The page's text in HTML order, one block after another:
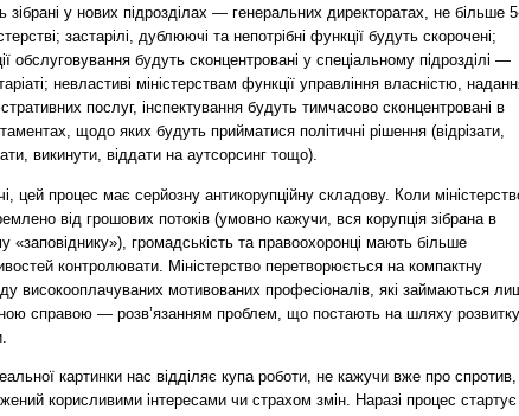
зібрані у нових підрозділах — генеральних директоратах, не більше
застарілі, дублюючі та непотрібні функції будуть скорочені;
обслуговування будуть сконцентровані у спеціальному підрозділі —
невластиві міністерствам функції управління власністю,
послуг, інспектування будуть тимчасово сконцентровані в
щодо яких будуть прийматися політичні рішення (відрізати,
викинути, віддати на аутсорсинг тощо).
цей процес має серйозну антикорупційну складову. Коли
від грошових потоків (умовно кажучи, вся корупція зібрана в
«заповіднику»), громадськість та правоохоронці мають більше
контролювати. Міністерство перетворюється на компактну
високооплачуваних мотивованих професіоналів, які займаються
справою — розв’язанням проблем, що постають на шляху розвитку
картинки нас відділяє купа роботи, не кажучи вже про спротив,
корисливими інтересами чи страхом змін. Наразі процес